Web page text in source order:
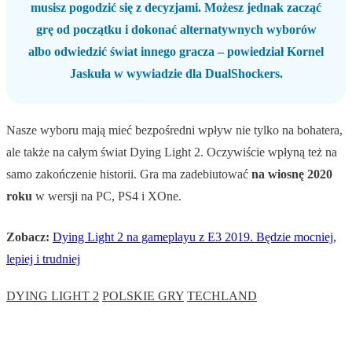
musisz pogodzić się z decyzjami. Możesz jednak zacząć
grę od początku i dokonać alternatywnych wyborów
albo odwiedzić świat innego gracza – powiedział Kornel
Jaskuła w wywiadzie dla DualShockers.
Nasze wyboru mają mieć bezpośredni wpływ nie tylko na bohatera,
ale także na całym świat Dying Light 2. Oczywiście wpłyną też na
samo zakończenie historii. Gra ma zadebiutować na wiosnę 2020
roku w wersji na PC, PS4 i XOne.
Zobacz: Dying Light 2 na gameplayu z E3 2019. Będzie mocniej,
lepiej i trudniej
DYING LIGHT 2 POLSKIE GRY TECHLAND